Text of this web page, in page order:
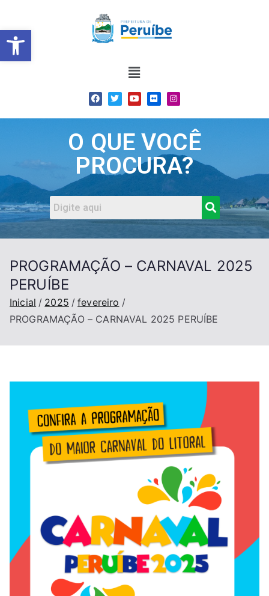
Barra de Ferramentas
O QUE VOCÊ
PROCURA?
PROGRAMAÇÃO – CARNAVAL 2025
PERUÍBE
Inicial 2025
fevereiro
PROGRAMAÇÃO – CARNAVAL 2025 PERUÍBE